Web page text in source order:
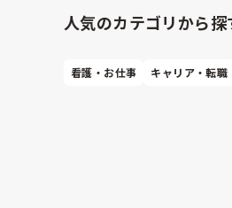
人気のカテゴリから探
看護・お仕事 キャリア・転職